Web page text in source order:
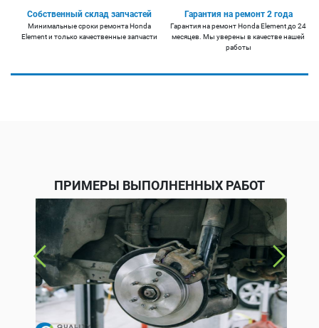
Собственный склад запчастей
Минимальные сроки ремонта Honda
Element и только качественные запчасти
Гарантия на ремонт 2 года
Гарантия на ремонт Honda Element до 24
месяцев. Мы уверены в качестве нашей
работы
ПРИМЕРЫ ВЫПОЛНЕННЫХ РАБОТ